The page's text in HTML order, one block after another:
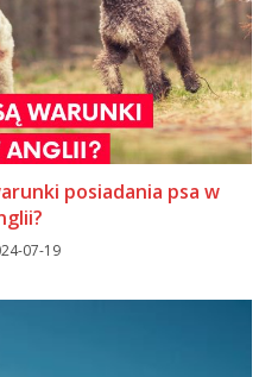
posiadania psa w
07-19